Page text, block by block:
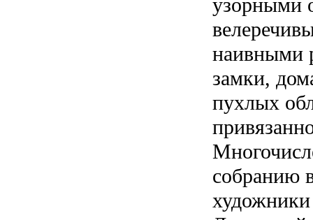
узорными
наивными
замки,
пухлых
собранию